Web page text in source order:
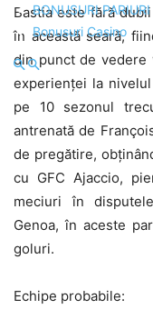
BONUSURI PARIURI
Bonusuri Casino
Bastia este fără
în această seară,
din punct de vedere
experienței la
pe 10 sezonul
antrenată de
de pregătire,
cu GFC Ajaccio,
meciuri în
Genoa, în aceste
goluri.
Echipe probabile: